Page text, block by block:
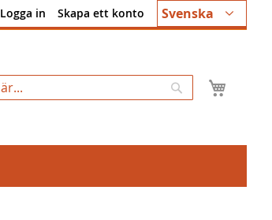
Språk
Svenska
Logga in Skapa ett konto
Sök